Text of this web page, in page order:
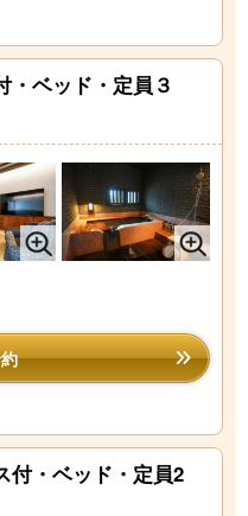
・ベッド・定員３
付・ベッド・定員2